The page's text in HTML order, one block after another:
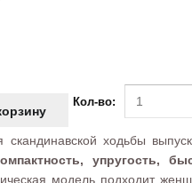
Кол-во:
ходьбы
упругость,
модель подходит